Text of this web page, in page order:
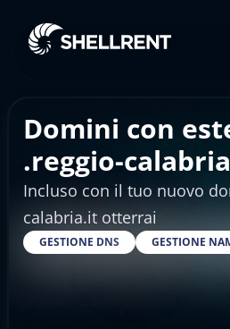
Domini con
.reggio-
Incluso con il tuo nuovo
calabria.it otterrai
GESTIONE DNS GESTIONE